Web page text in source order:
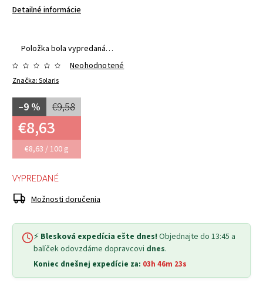
Detailné informácie
Položka bola vypredaná…
Značka:Solaris
Neohodnotené
€9,58
–9 %
€8,63 / 100 g
€8,63
⚡ Blesková expedícia ešte dnes! Objednajte do 13:45 a
balíček odovzdáme dopravcovi dnes.
Koniec dnešnej expedície za: 03h 46m 22s
VYPREDANÉ
Možnosti doručenia